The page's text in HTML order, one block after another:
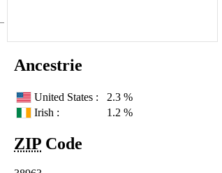
Ancestrie
United States :
2.3 %
Irish :
1.2 %
ZIP Code